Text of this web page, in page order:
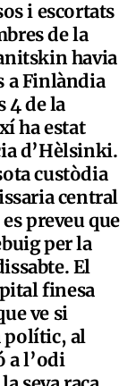
i escortats
de la
havia
a Finlàndia
4 de la
ha estat
d’Hèlsinki.
custòdia
central
preveu que
per la
El
finesa
ve si
polític, al
a l’odi